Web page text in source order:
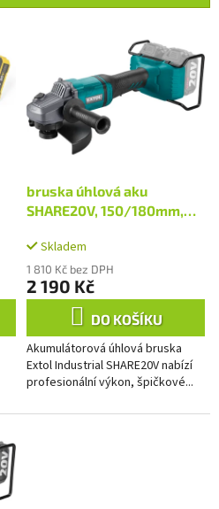
bruska úhlová aku
SHARE20V, 150/180mm,
nabíječky
Skladem
1 810 Kč bez DPH
2 190 Kč
DO KOŠÍKU
Akumulátorová úhlová bruska
Extol Industrial SHARE20V nabízí
profesionální výkon, špičkové...